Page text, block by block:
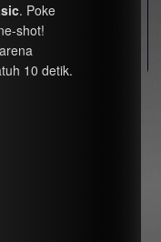
. Poke
shot!
10 detik.